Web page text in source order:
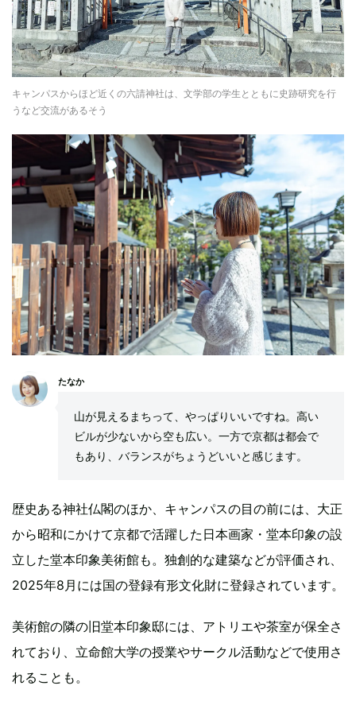
キャンパスからほど近くの六請神社は、文学部の学生とともに史跡研究を行
うなど交流があるそう
たなか
山が見えるまちって、やっぱりいいですね。高い
ビルが少ないから空も広い。一方で京都は都会で
もあり、バランスがちょうどいいと感じます。
歴史ある神社仏閣のほか、キャンパスの目の前には、大正
から昭和にかけて京都で活躍した日本画家・堂本印象の設
立した堂本印象美術館も。独創的な建築などが評価され、
2025年8月には国の登録有形文化財に登録されています。
美術館の隣の旧堂本印象邸には、アトリエや茶室が保全さ
れており、立命館大学の授業やサークル活動などで使用さ
れることも。